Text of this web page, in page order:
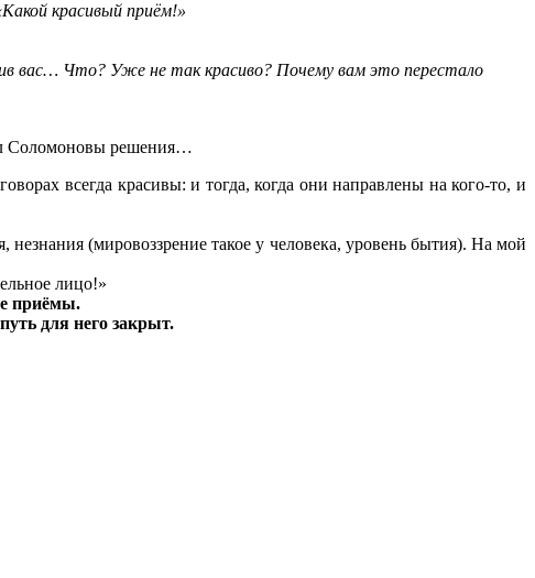
красивый приём!»
вас… Что? Уже не так красиво? Почему вам это перестало
Соломоновы решения…
всегда красивы: и тогда, когда они направлены на кого-то, и
незнания (мировоззрение такое у человека, уровень бытия). На мой
лицо!»
приёмы.
для него закрыт.